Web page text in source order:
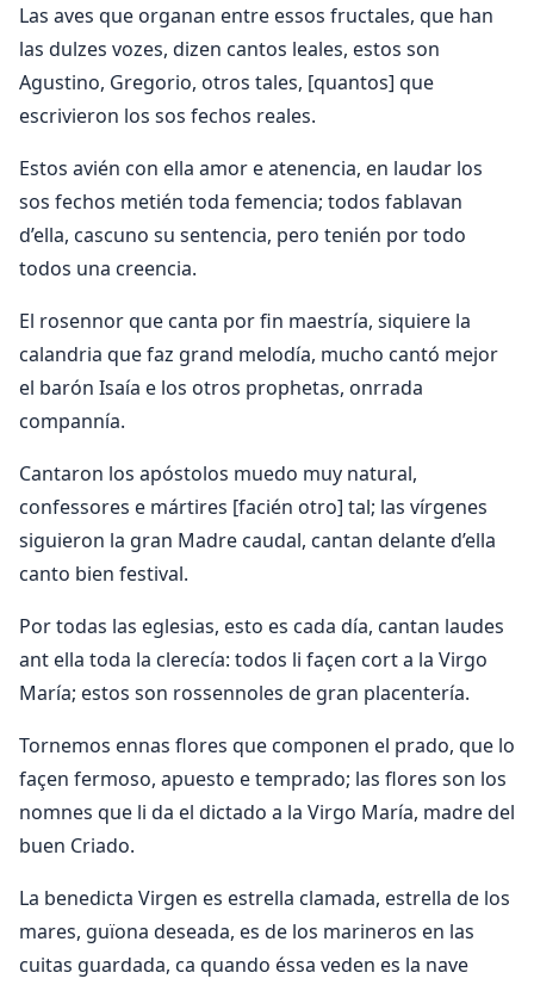
Las aves que organan entre essos fructales, que han
las dulzes vozes, dizen cantos leales, estos son
Agustino, Gregorio, otros tales, [quantos] que
escrivieron los sos fechos reales.
Estos avién con ella amor e atenencia, en laudar los
sos fechos metién toda femencia; todos fablavan
d’ella, cascuno su sentencia, pero tenién por todo
todos una creencia.
El rosennor que canta por fin maestría, siquiere la
calandria que faz grand melodía, mucho cantó mejor
el barón Isaía e los otros prophetas, onrrada
compannía.
Cantaron los apóstolos muedo muy natural,
confessores e mártires [facién otro] tal; las vírgenes
siguieron la gran Madre caudal, cantan delante d’ella
canto bien festival.
Por todas las eglesias, esto es cada día, cantan laudes
ant ella toda la clerecía: todos li façen cort a la Virgo
María; estos son rossennoles de gran placentería.
Tornemos ennas flores que componen el prado, que lo
façen fermoso, apuesto e temprado; las flores son los
nomnes que li da el dictado a la Virgo María, madre del
buen Criado.
La benedicta Virgen es estrella clamada, estrella de los
mares, guïona deseada, es de los marineros en las
cuitas guardada, ca quando éssa veden es la nave